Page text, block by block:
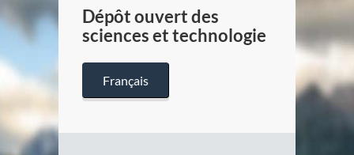
Dépôt ouvert des
sciences et technologie
Français